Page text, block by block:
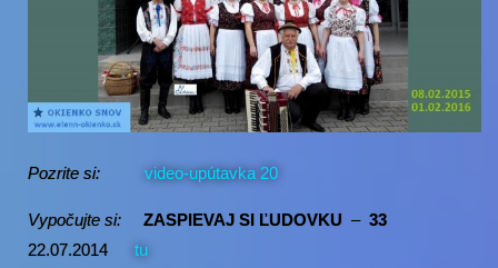
Pozrite si: video-upútavka 20
Vypočujte si: ZASPIEVAJ SI ĽUDOVKU –33
22.07.2014 tu